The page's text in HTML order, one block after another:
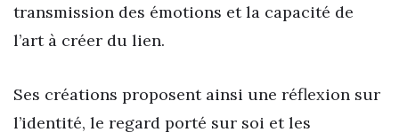
transmission des émotions et la capacité de
l’art à créer du lien.
Ses créations proposent ainsi une réflexion sur
l’identité, le regard porté sur soi et les